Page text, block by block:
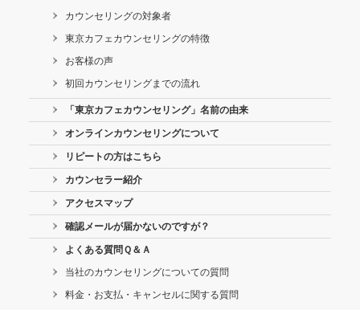
カウンセリングの対象者
東京カフェカウンセリングの特徴
お客様の声
初回カウンセリングまでの流れ
「東京カフェカウンセリング」名前の由来
オンラインカウンセリングについて
リピートの方はこちら
カウンセラー紹介
アクセスマップ
確認メールが届かないのですが？
よくある質問Ｑ＆Ａ
当社のカウンセリングについての質問
料金・お支払・キャンセルに関する質問